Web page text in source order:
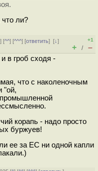
ли?
] [^^] [^^^] [ответить][↓]
+1
+ / –
в гроб сходя -
что с наколеночным
"ой,
промышленной
корапь - надо просто
буржуев!
ее за ЕС ни одной капли